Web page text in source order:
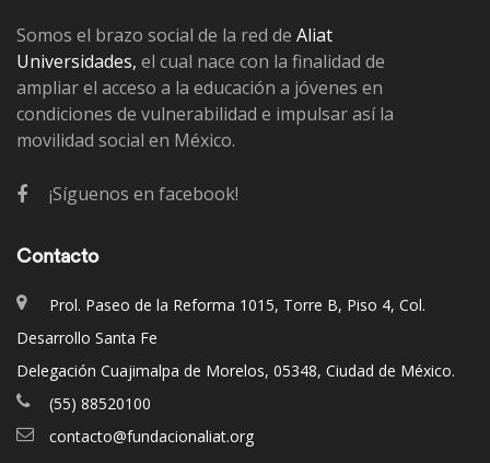
Somos el brazo social de la red de Aliat
Universidades, el cual nace con la finalidad de
ampliar el acceso a la educación a jóvenes en
condiciones de vulnerabilidad e impulsar así la
movilidad social en México.
¡Síguenos en facebook!
Contacto
Prol. Paseo de la Reforma 1015, Torre B, Piso 4, Col.
Desarrollo Santa Fe
Delegación Cuajimalpa de Morelos, 05348, Ciudad de México.
(55) 88520100
contacto@fundacionaliat.org